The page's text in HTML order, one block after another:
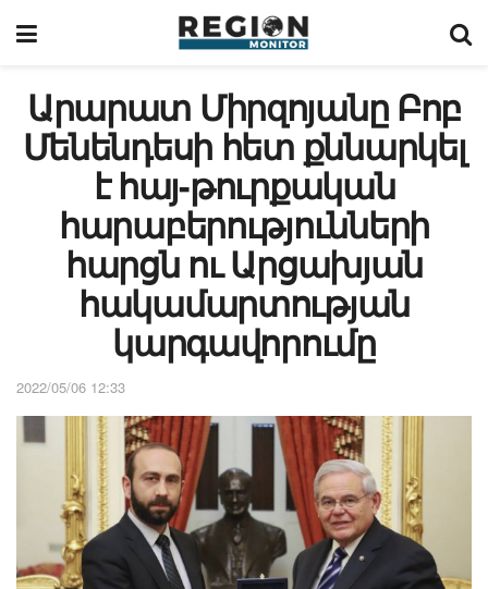
Արարատ Միրզոյանը Բոբ
Մենենդեսի հետ քննարկել
է հայ-թուրքական
հարաբերությունների
հարցն ու Արցախյան
հակամարտության
կարգավորումը
2022/05/06 12:33